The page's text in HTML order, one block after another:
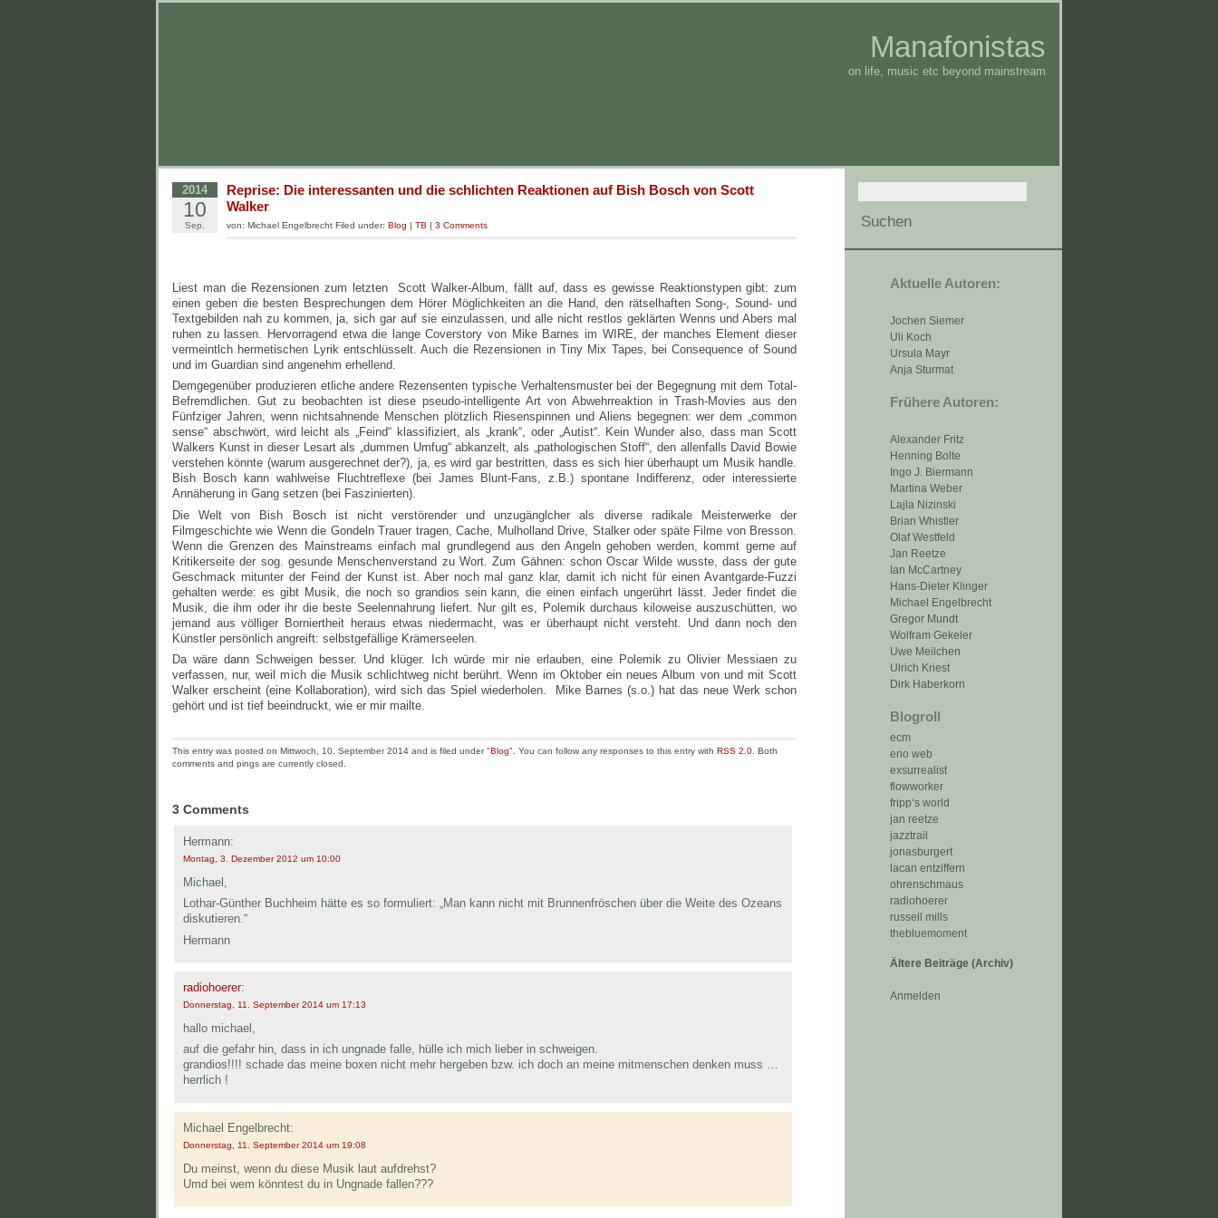
Manafonistas
on life, music etc beyond mainstream
Aktuelle Autoren:
Jochen Siemer
Uli Koch
Ursula Mayr
Anja Sturmat
Frühere Autoren:
Alexander Fritz
Henning Bolte
Ingo J. Biermann
Martina Weber
Lajla Nizinski
Brian Whistler
Olaf Westfeld
Jan Reetze
Ian McCartney
Hans-Dieter Klinger
Michael Engelbrecht
Gregor Mundt
Wolfram Gekeler
Uwe Meilchen
Ulrich Kriest
Dirk Haberkorn
Blogroll
ecm
eno web
exsurrealist
flowworker
fripp‘s world
jan reetze
jazztrail
jonasburgert
lacan entziffern
ohrenschmaus
radiohoerer
russell mills
thebluemoment
Ältere Beiträge (Archiv)
Anmelden
2014
10
Sep.
Reprise: Die interessanten und die schlichten Reaktionen auf Bish Bosch von Scott
Walker
von: Michael Engelbrecht Filed under: Blog | TB | 3 Comments
Liest man die Rezensionen zum letzten Scott Walker-Album, fällt auf, dass es gewisse Reaktionstypen gibt: zum
einen geben die besten Besprechungen dem Hörer Möglichkeiten an die Hand, den rätselhaften Song-, Sound- und
Textgebilden nah zu kommen, ja, sich gar auf sie einzulassen, und alle nicht restlos geklärten Wenns und Abers mal
ruhen zu lassen. Hervorragend etwa die lange Coverstory von Mike Barnes im WIRE, der manches Element dieser
vermeintlch hermetischen Lyrik entschlüsselt. Auch die Rezensionen in Tiny Mix Tapes, bei Consequence of Sound
und im Guardian sind angenehm erhellend.
Demgegenüber produzieren etliche andere Rezensenten typische Verhaltensmuster bei der Begegnung mit dem Total-
Befremdlichen. Gut zu beobachten ist diese pseudo-intelligente Art von Abwehrreaktion in Trash-Movies aus den
Fünfziger Jahren, wenn nichtsahnende Menschen plötzlich Riesenspinnen und Aliens begegnen: wer dem „common
sense“ abschwört, wird leicht als „Feind“ klassifiziert, als „krank“, oder „Autist“. Kein Wunder also, dass man Scott
Walkers Kunst in dieser Lesart als „dummen Umfug“ abkanzelt, als „pathologischen Stoff“, den allenfalls David Bowie
verstehen könnte (warum ausgerechnet der?), ja, es wird gar bestritten, dass es sich hier überhaupt um Musik handle.
Bish Bosch kann wahlweise Fluchtreflexe (bei James Blunt-Fans, z.B.) spontane Indifferenz, oder interessierte
Annäherung in Gang setzen (bei Faszinierten).
Die Welt von Bish Bosch ist nicht verstörender und unzugänglcher als diverse radikale Meisterwerke der
Filmgeschichte wie Wenn die Gondeln Trauer tragen, Cache, Mulholland Drive, Stalker oder späte Filme von Bresson.
Wenn die Grenzen des Mainstreams einfach mal grundlegend aus den Angeln gehoben werden, kommt gerne auf
Kritikerseite der sog. gesunde Menschenverstand zu Wort. Zum Gähnen: schon Oscar Wilde wusste, dass der gute
Geschmack mitunter der Feind der Kunst ist. Aber noch mal ganz klar, damit ich nicht für einen Avantgarde-Fuzzi
gehalten werde: es gibt Musik, die noch so grandios sein kann, die einen einfach ungerührt lässt. Jeder findet die
Musik, die ihm oder ihr die beste Seelennahrung liefert. Nur gilt es, Polemik durchaus kiloweise auszuschütten, wo
jemand aus völliger Borniertheit heraus etwas niedermacht, was er überhaupt nicht versteht. Und dann noch den
Künstler persönlich angreift: selbstgefällige Krämerseelen.
Da wäre dann Schweigen besser. Und klüger. Ich würde mir nie erlauben, eine Polemik zu Olivier Messiaen zu
verfassen, nur, weil mich die Musik schlichtweg nicht berührt. Wenn im Oktober ein neues Album von und mit Scott
Walker erscheint (eine Kollaboration), wird sich das Spiel wiederholen. Mike Barnes (s.o.) hat das neue Werk schon
gehört und ist tief beeindruckt, wie er mir mailte.
This entry was posted on Mittwoch, 10. September 2014 and is filed under "Blog". You can follow any responses to this entry with RSS 2.0 . Both
comments and pings are currently closed.
3 Comments
Hermann:
Montag, 3. Dezember 2012 um 10:00
Michael,
Lothar-Günther Buchheim hätte es so formuliert: „Man kann nicht mit Brunnenfröschen über die Weite des Ozeans
diskutieren.“
Hermann
radiohoerer:
Donnerstag, 11. September 2014 um 17:13
hallo michael,
auf die gefahr hin, dass in ich ungnade falle, hülle ich mich lieber in schweigen.
grandios!!!! schade das meine boxen nicht mehr hergeben bzw. ich doch an meine mitmenschen denken muss …
herrlich !
Michael Engelbrecht:
Donnerstag, 11. September 2014 um 19:08
Du meinst, wenn du diese Musik laut aufdrehst?
Umd bei wem könntest du in Ungnade fallen???